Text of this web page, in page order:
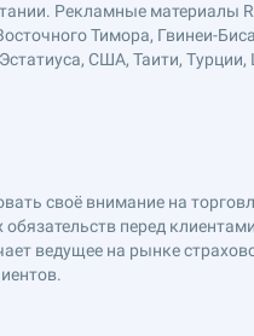
Рекламные
Тимора, Гвинеи-
США, Таити,
своё внимание на
перед
ведущее на рынке